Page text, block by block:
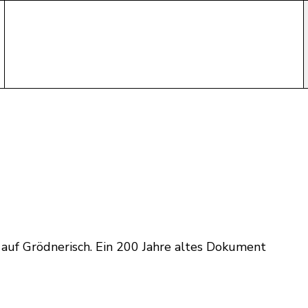
Grödnerisch. Ein 200 Jahre altes Dokument